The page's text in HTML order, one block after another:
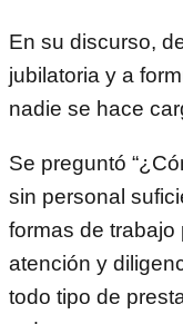
En su discurso,
jubilatoria y a
nadie se hace
Se preguntó
sin personal
formas de
atención y
todo tipo de